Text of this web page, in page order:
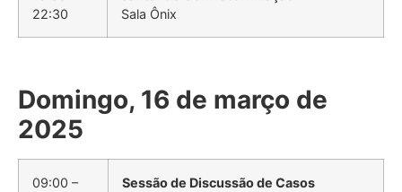
22:30
Sala Ônix
Domingo, 16 de março de
2025
09:00 –
Sessão de Discussão de Casos